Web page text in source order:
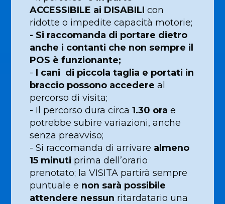
ACCESSIBILE ai DISABILI con
ridotte o impedite capacità motorie;
- Si raccomanda di portare dietro
anche i contanti che non sempre il
POS è funzionante;
- I cani di piccola taglia e portati in
braccio possono accedere al
percorso di visita;
- Il percorso dura circa 1.30 ora e
potrebbe subire variazioni, anche
senza preavviso;
- Si raccomanda di arrivare almeno
15 minuti prima dell’orario
prenotato; la VISITA partirà sempre
puntuale e non sarà possibile
attendere nessun ritardatario una